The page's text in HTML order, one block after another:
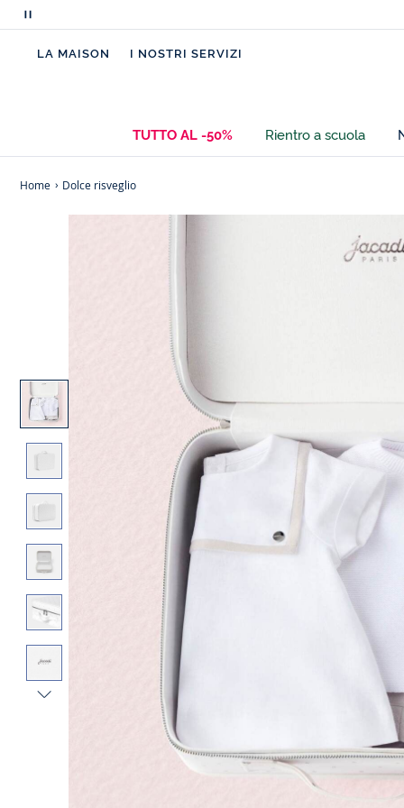
Metti
pausa
LA MAISON I NOSTRI SERVIZI
TUTTO AL -50% Rientro a scuola
Home Dolce risveglio
Vista